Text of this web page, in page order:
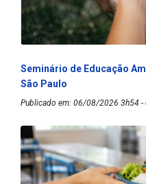
Seminário de Educação
São Paulo
Publicado em: 06/08/2026 3h54 -